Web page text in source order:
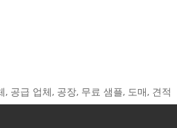
공급 업체, 공장, 무료 샘플, 도매, 견적